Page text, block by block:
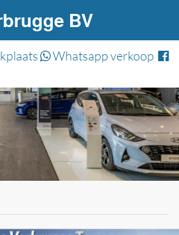
BV
Whatsapp verkoop